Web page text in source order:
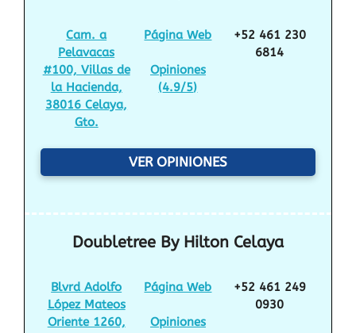
Cam. a
Pelavacas
#100, Villas de
la Hacienda,
38016 Celaya,
Gto.
Página Web
Opiniones
(4.9/5)
+52 461 230
6814
VER OPINIONES
Doubletree By Hilton Celaya
Blvrd Adolfo
López Mateos
Oriente 1260,
Página Web
Opiniones
+52 461 249
0930